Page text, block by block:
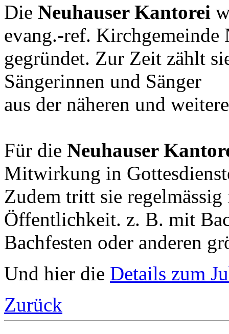
Die Neuhauser Kantorei
evang.-ref. Kirchgemeinde
gegründet. Zur Zeit zählt
Sängerinnen und Sänger
aus der näheren und
Für die Neuhauser
Mitwirkung in
Zudem tritt sie
Öffentlichkeit. z. B. mit
Bachfesten oder anderen
Und hier die Details zum
Zurück